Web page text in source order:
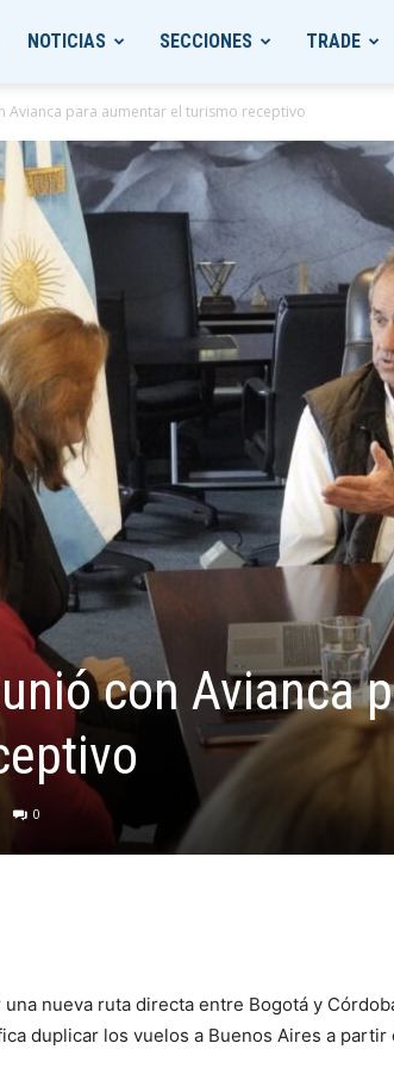
NOTICIAS SECCIONES TRADE
Avianca para aumentar el turismo receptivo
con Avianca
0
nueva ruta directa entre Bogotá y
duplicar los vuelos a Buenos Aires a partir